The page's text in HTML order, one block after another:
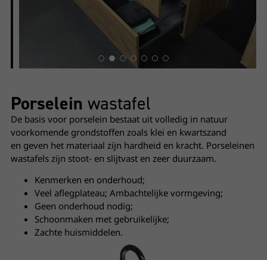
Wastafel porselein
- Onderkast whisky Oak
Porselein wastafel
De basis voor porselein bestaat uit volledig in natuur
voorkomende grondstoffen zoals klei en kwartszand
en geven het materiaal zijn hardheid en kracht. Porseleinen
wastafels zijn stoot- en slijtvast en zeer duurzaam.
Kenmerken en onderhoud;
Veel aflegplateau; Ambachtelijke vormgeving;
Geen onderhoud nodig;
Schoonmaken met gebruikelijke;
Zachte huismiddelen.